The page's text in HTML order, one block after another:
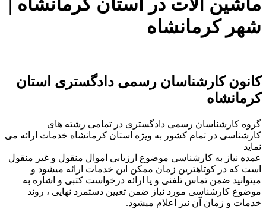
ماشین آلات در استان کرمانشاه |
شهر کرمانشاه
کانون کارشناسان رسمی دادگستری استان
کرمانشاه
گروه کارشناسان رسمی دادگستری در تمامی رشته های
کارشناسی در تمام کشور به ویژه استان کرمانشاه خدمات ارائه می
نماید
عمده نیاز به کارشناسی موضوع ارزیابی اموال منقول و غیر منقول
است که در کوتاهترین زمان ممکن این خدمات ارائه میشود و
میتوانید ضمن تماس تلفنی و یا ارائه درخواست کتبی و اشاره به
موضوع کارشناسی مورد نیاز ضمن تعیین دستمزد نهایی ، روند
خدمات و زمان آن نیز اعلام میشود.